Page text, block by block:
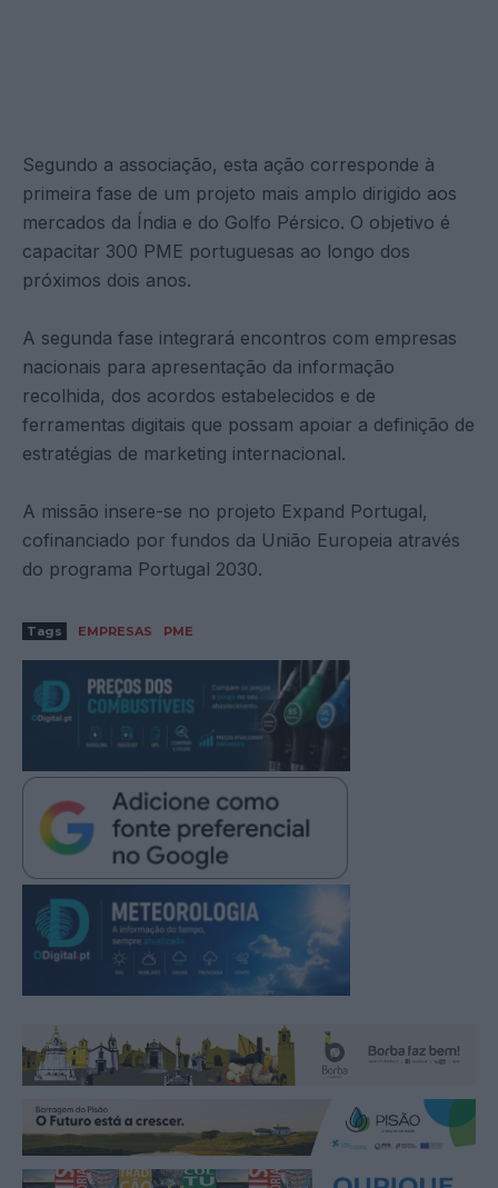
Segundo a associação, esta ação corresponde à
primeira fase de um projeto mais amplo dirigido aos
mercados da Índia e do Golfo Pérsico. O objetivo é
capacitar 300 PME portuguesas ao longo dos
próximos dois anos.
A segunda fase integrará encontros com empresas
nacionais para apresentação da informação
recolhida, dos acordos estabelecidos e de
ferramentas digitais que possam apoiar a definição de
estratégias de marketing internacional.
A missão insere-se no projeto Expand Portugal,
cofinanciado por fundos da União Europeia através
do programa Portugal 2030.
Tags EMPRESAS PME